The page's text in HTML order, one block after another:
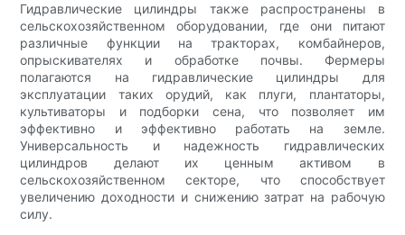
Гидравлические цилиндры также распространены в
сельскохозяйственном оборудовании, где они питают
различные функции на тракторах, комбайнеров,
опрыскивателях и обработке почвы. Фермеры
полагаются на гидравлические цилиндры для
эксплуатации таких орудий, как плуги, плантаторы,
культиваторы и подборки сена, что позволяет им
эффективно и эффективно работать на земле.
Универсальность и надежность гидравлических
цилиндров делают их ценным активом в
сельскохозяйственном секторе, что способствует
увеличению доходности и снижению затрат на рабочую
силу.